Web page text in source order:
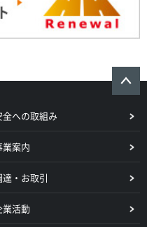
全への取組み
業案内
達・お取引
業活動